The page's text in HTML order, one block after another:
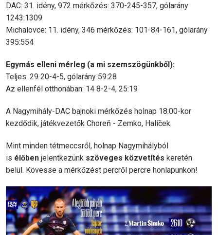
DAC: 31. idény, 972 mérkőzés: 370-245-357, gólarány
1243:1309
Michalovce: 11. idény, 346 mérkőzés: 101-84-161, gólarány
395:554
Egymás elleni mérleg (a mi szemszögünkből):
Teljes: 29 20-4-5, gólarány 59:28
Az ellenfél otthonában: 14 8-2-4, 25:19
A Nagymihály-DAC bajnoki mérkőzés holnap 18:00-kor
kezdődik, játékvezetők Choreň - Zemko, Halíček.
Mint minden tétmeccsről, holnap Nagymihályból
is élőben jelentkezünk szöveges közvetítés keretén
belül. Kövesse a mérkőzést percről percre honlapunkon!